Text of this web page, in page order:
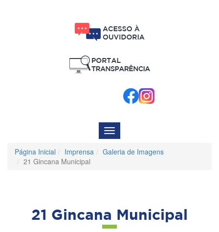
Menu
de
Navegação
Página Inicial Imprensa
Galeria de Imagens
21 Gincana Municipal
21 Gincana Municipal